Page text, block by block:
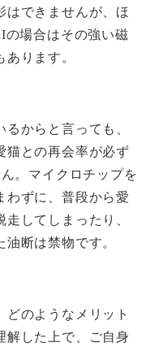
はできませんが、ほ
の場合はその強い磁
ります。
からと言っても、
猫との再会率が必ず
。マイクロチップを
わずに、普段から愛
してしまったり、
断は禁物です。
のようなメリット
解した上で、ご自身